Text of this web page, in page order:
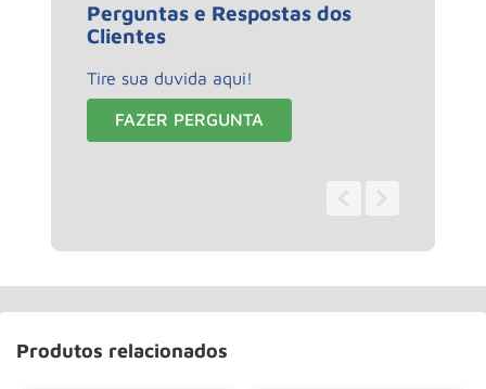
Perguntas e Respostas dos
Clientes
Tire sua duvida aqui!
FAZER PERGUNTA
Produtos relacionados